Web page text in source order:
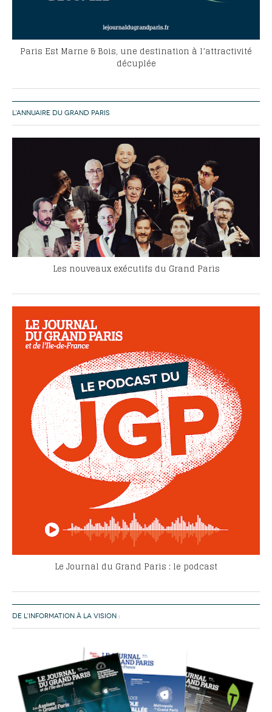
Paris Est Marne & Bois, une destination à l’attractivité
décuplée
L’ANNUAIRE DU GRAND PARIS
Les nouveaux exécutifs du Grand Paris
Le Journal du Grand Paris : le podcast
DE L’INFORMATION À LA VISION :